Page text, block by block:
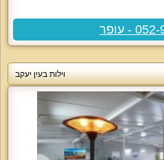
- עופר
וילות בעין יעקב